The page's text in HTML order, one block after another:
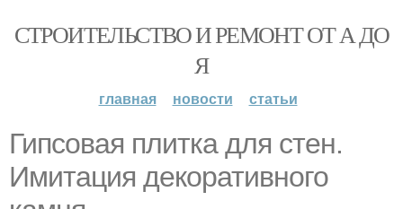
СТРОИТЕЛЬСТВО И РЕМОНТ ОТ А ДО
Я
главная новости статьи
Гипсовая плитка для стен.
Имитация декоративного